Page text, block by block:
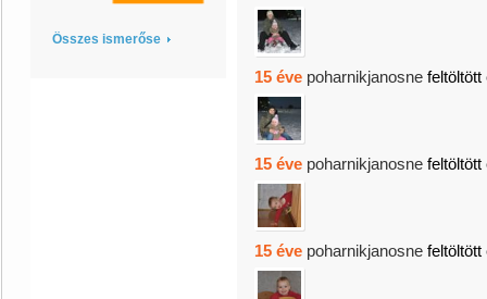
Összes ismerőse
15 éve poharnikjanosne
15 éve poharnikjanosne
15 éve poharnikjanosne